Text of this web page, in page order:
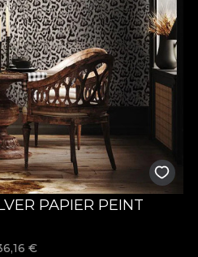
PAPIER PEINT
€